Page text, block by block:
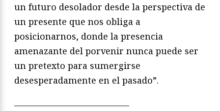
un futuro desolador desde la perspectiva de
un presente que nos obliga a
posicionarnos, donde la presencia
amenazante del porvenir nunca puede ser
un pretexto para sumergirse
desesperadamente en el pasado”.
—————————————